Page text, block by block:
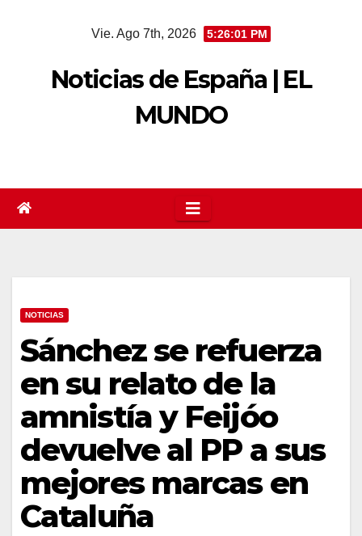
Vie. Ago 7th, 2026 5:26:02 PM
Noticias de España | EL
MUNDO
NOTICIAS
Sánchez se refuerza
en su relato de la
amnistía y Feijóo
devuelve al PP a sus
mejores marcas en
Cataluña